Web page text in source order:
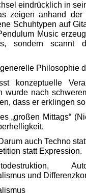
eindrücklich in
zeigen anhand der
Schuhtypen auf
Music
sondern scannt
Philosophie
konzeptuelle
wurde nach
dass er erklingen
„großen Mittags“
auch Techno
statt Expression.
und